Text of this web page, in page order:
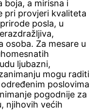
boja, a mirisna i
pri provjeri kvaliteta
posla, u
osoba. Za mesare u
ljubazni,
mogu raditi
poslovima
pogodnije za
njihovih većih